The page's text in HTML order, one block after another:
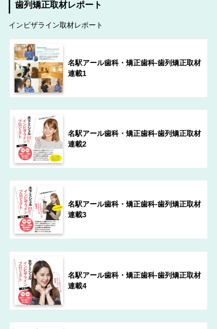
歯列矯正取材レポート
インビザライン取材レポート
名駅アール歯科・矯正歯科-歯列矯正取材
連載1
名駅アール歯科・矯正歯科-歯列矯正取材
連載2
名駅アール歯科・矯正歯科-歯列矯正取材
連載3
名駅アール歯科・矯正歯科-歯列矯正取材
連載4